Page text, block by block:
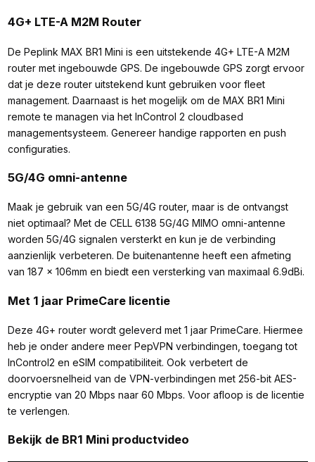
4G+ LTE-A M2M Router
De Peplink MAX BR1 Mini is een uitstekende 4G+ LTE-A M2M
router met ingebouwde GPS. De ingebouwde GPS zorgt ervoor
dat je deze router uitstekend kunt gebruiken voor fleet
management. Daarnaast is het mogelijk om de MAX BR1 Mini
remote te managen via het InControl 2 cloudbased
managementsysteem. Genereer handige rapporten en push
configuraties.
5G/4G omni-antenne
Maak je gebruik van een 5G/4G router, maar is de ontvangst
niet optimaal? Met de CELL 6138 5G/4G MIMO omni-antenne
worden 5G/4G signalen versterkt en kun je de verbinding
aanzienlijk verbeteren. De buitenantenne heeft een afmeting
van 187 x 106mm en biedt een versterking van maximaal 6.9dBi.
Met 1 jaar PrimeCare licentie
Deze 4G+ router wordt geleverd met 1 jaar PrimeCare. Hiermee
heb je onder andere meer PepVPN verbindingen, toegang tot
InControl2 en eSIM compatibiliteit. Ook verbetert de
doorvoersnelheid van de VPN-verbindingen met 256-bit AES-
encryptie van 20 Mbps naar 60 Mbps. Voor afloop is de licentie
te verlengen.
Bekijk de BR1 Mini productvideo